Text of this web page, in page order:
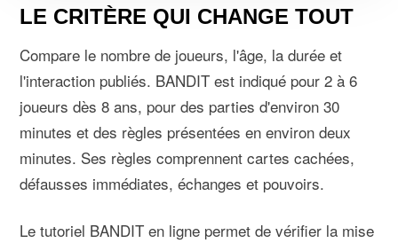
LE CRITÈRE QUI CHANGE TOUT
Compare le nombre de joueurs, l'âge, la durée et
l'interaction publiés. BANDIT est indiqué pour 2 à 6
joueurs dès 8 ans, pour des parties d'environ 30
minutes et des règles présentées en environ deux
minutes. Ses règles comprennent cartes cachées,
défausses immédiates, échanges et pouvoirs.
Le tutoriel BANDIT en ligne permet de vérifier la mise